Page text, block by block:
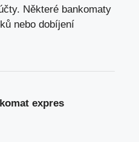
Některé bankomaty
nebo dobíjení
expres